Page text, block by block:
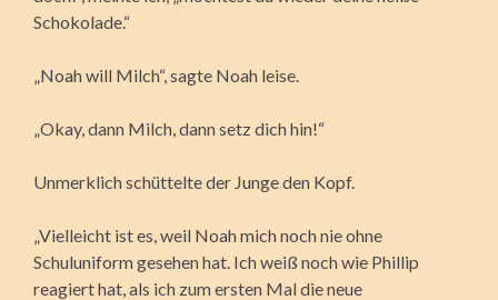
Schokolade.“
„Noah will Milch“, sagte Noah leise.
„Okay, dann Milch, dann setz dich hin!“
Unmerklich schüttelte der Junge den Kopf.
„Vielleicht ist es, weil Noah mich noch nie ohne
Schuluniform gesehen hat. Ich weiß noch wie Phillip
reagiert hat, als ich zum ersten Mal die neue